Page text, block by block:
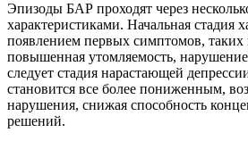
Эпизоды БАР проходят через
характеристиками. Начальная стадия
появлением первых симптомов, таких
повышенная утомляемость,
следует стадия нарастающей
становится все более пониженным,
нарушения, снижая способность
решений.